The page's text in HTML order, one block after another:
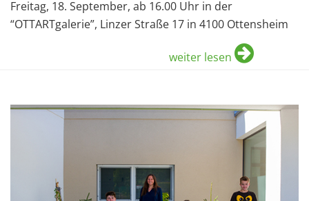
Freitag, 18. September, ab 16.00 Uhr in der
“OTTARTgalerie”, Linzer Straße 17 in 4100 Ottensheim
weiter lesen